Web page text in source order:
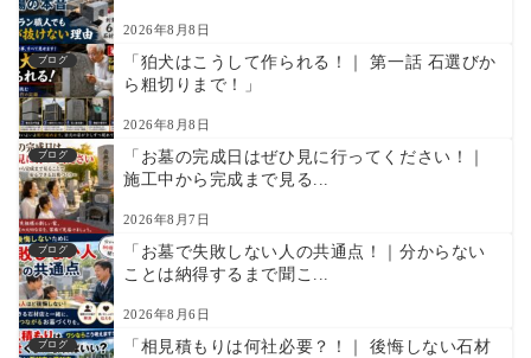
2026年8月8日
ブログ
「狛犬はこうして作られる！｜ 第一話 石選びか
ら粗切りまで！」
2026年8月8日
ブログ
「お墓の完成日はぜひ見に行ってください！｜
施工中から完成まで見る...
2026年8月7日
ブログ
「お墓で失敗しない人の共通点！｜分からない
ことは納得するまで聞こ...
2026年8月6日
ブログ
「相見積もりは何社必要？！｜ 後悔しない石材